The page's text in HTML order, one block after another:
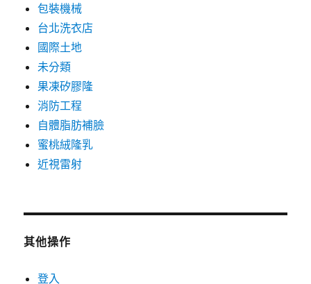
包裝機械
台北洗衣店
國際土地
未分類
果凍矽膠隆
消防工程
自體脂肪補臉
蜜桃絨隆乳
近視雷射
其他操作
登入